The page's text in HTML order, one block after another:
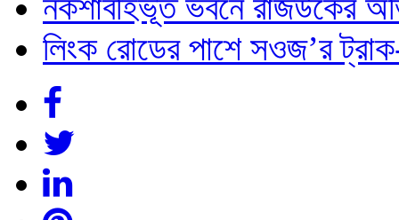
নকশাবহির্ভূত ভবনে রাজউকের
লিংক রোডের পাশে সওজ’র ট্রাক-